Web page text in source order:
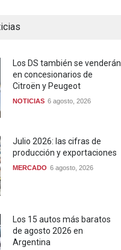
Los DS también se venderán
en concesionarios de
Citroën y Peugeot
NOTICIAS 6 agosto, 2026
Julio 2026: las cifras de
producción y exportaciones
MERCADO 6 agosto, 2026
Los 15 autos más baratos
de agosto 2026 en
Argentina